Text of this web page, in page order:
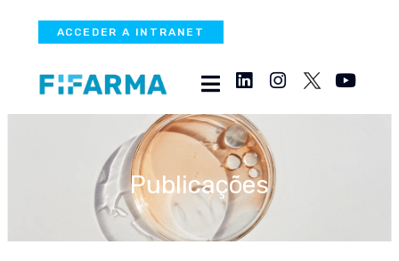
ACCEDER A INTRANET
Publicações